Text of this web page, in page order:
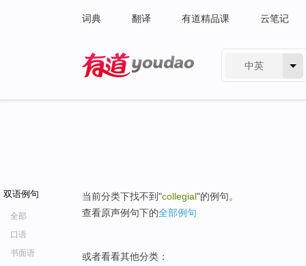
词典 翻译 有道精品课 云笔记
中英
双语例句
全部
口语
书面语
当前分类下找不到"collegial"的例句。
查看原声例句下的全部例句
或者看看其他分类：